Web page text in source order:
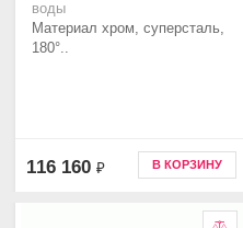
воды
Материал хром, суперсталь,
180°..
116 160 ₽ В КОРЗИНУ